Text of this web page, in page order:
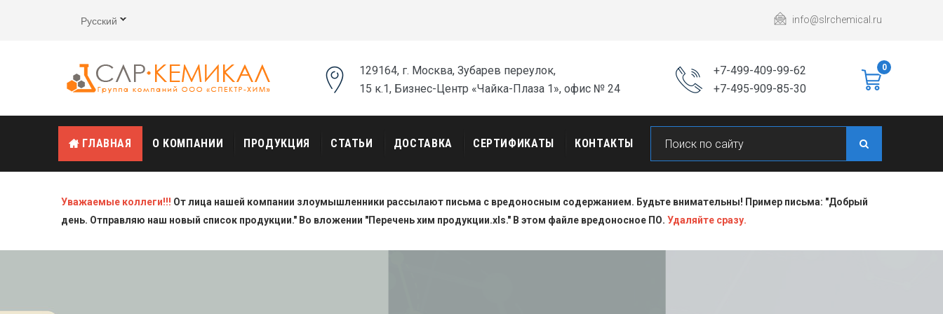
Русский info@slrchemical.ru
129164, г. Москва, Зубарев переулок,
15 к.1, Бизнес-Центр «Чайка-Плаза 1», офис № 24
+7-499-409-99-62
+7-495-909-85-30
0
ГЛАВНАЯ О КОМПАНИИ ПРОДУКЦИЯ СТАТЬИ ДОСТАВКА СЕРТИФИКАТЫ КОНТАКТЫ
Уважаемые коллеги!!! От лица нашей компании злоумышленники рассылают письма с вредоносным содержанием. Будьте внимательны! Пример письма: "Добрый
день. Отправляю наш новый список продукции." Во вложении "Перечень хим продукции.xls." В этом файле вредоносное ПО. Удаляйте сразу.